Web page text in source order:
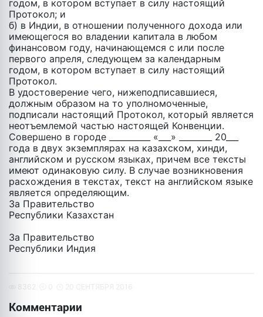
годом, в котором вступает в силу настоящий
Протокол; и
б) в Индии, в отношении полученного дохода или
имеющегося во владении капитала в любом
финансовом году, начинающемся c или после
первого апреля, следующем за календарным
годом, в котором вступает в силу настоящий
Протокол.
В удостоверение чего, нижеподписавшиеся,
должным образом на то уполномоченные,
подписали настоящий Протокол, который является
неотъемлемой частью настоящей Конвенции.
Совершено в городе __________ «___» ________ 20___
года в двух экземплярах на казахском, хинди,
английском и русском языках, причем все тексты
имеют одинаковую силу. В случае возникновения
расхождения в текстах, текст на английском языке
является определяющим.
За Правительство
Республики Казахстан
За Правительство
Республики Индия
Комментарии